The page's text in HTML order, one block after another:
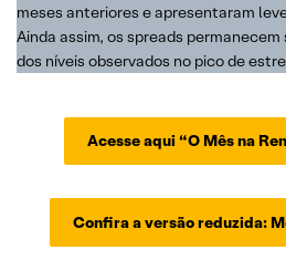
meses anteriores e apresentaram
Ainda assim, os spreads
dos níveis observados no pico de
Acesse aqui “O Mês na
Confira a versão reduzida: